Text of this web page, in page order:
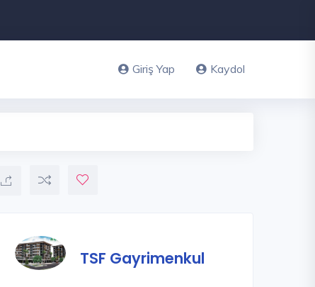
Giriş Yap Kaydol
TSF Gayrimenkul